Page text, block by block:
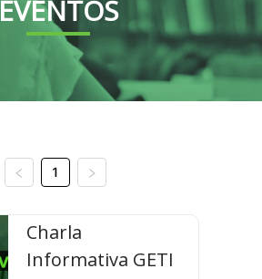
EVENTOS
1
Charla
Informativa GETI